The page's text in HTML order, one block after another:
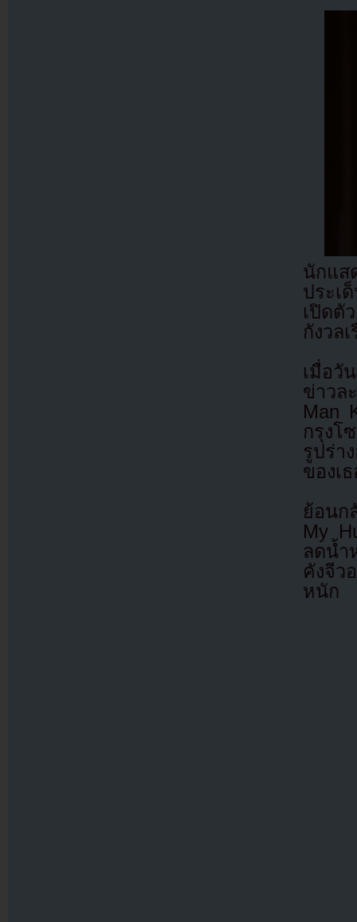
นักแส
ประเ
เปิดตั
กังวล
เมื่อวั
ข่าวล
Man
กรุงโ
รูปร่า
ของเ
ย้อนก
My
ลดน้ำ
คังจีว
หนัก